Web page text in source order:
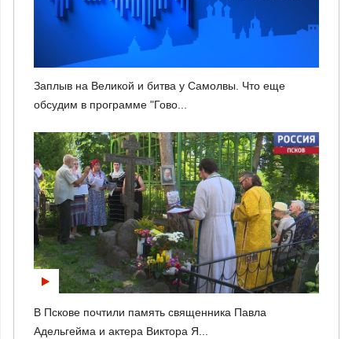
Заплыв на Великой и битва у Самолвы. Что еще
обсудим в программе "Гово...
В Пскове почтили память священника Павла
Адельгейма и актера Виктора Я...